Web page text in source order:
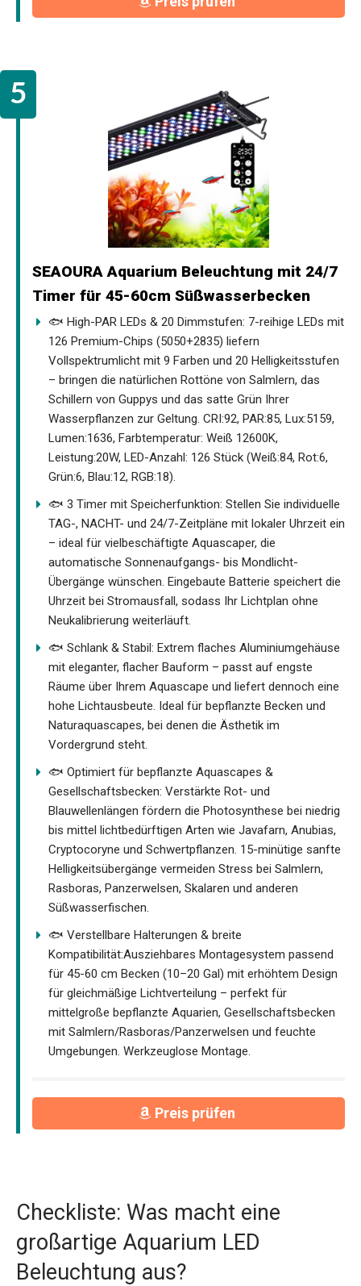
SEAOURA Aquarium Beleuchtung mit 24/7
Timer für 45-60cm Süßwasserbecken
🐟 High-PAR LEDs & 20 Dimmstufen: 7-reihige LEDs mit
126 Premium-Chips (5050+2835) liefern
Vollspektrumlicht mit 9 Farben und 20 Helligkeitsstufen
– bringen die natürlichen Rottöne von Salmlern, das
Schillern von Guppys und das satte Grün Ihrer
Wasserpflanzen zur Geltung. CRI:92, PAR:85, Lux:5159,
Lumen:1636, Farbtemperatur: Weiß 12600K,
Leistung:20W, LED-Anzahl: 126 Stück (Weiß:84, Rot:6,
Grün:6, Blau:12, RGB:18).
🐟 3 Timer mit Speicherfunktion: Stellen Sie individuelle
TAG-, NACHT- und 24/7-Zeitpläne mit lokaler Uhrzeit ein
– ideal für vielbeschäftigte Aquascaper, die
automatische Sonnenaufgangs- bis Mondlicht-
Übergänge wünschen. Eingebaute Batterie speichert die
Uhrzeit bei Stromausfall, sodass Ihr Lichtplan ohne
Neukalibrierung weiterläuft.
🐟 Schlank & Stabil: Extrem flaches Aluminiumgehäuse
mit eleganter, flacher Bauform – passt auf engste
Räume über Ihrem Aquascape und liefert dennoch eine
hohe Lichtausbeute. Ideal für bepflanzte Becken und
Naturaquascapes, bei denen die Ästhetik im
Vordergrund steht.
🐟 Optimiert für bepflanzte Aquascapes &
Gesellschaftsbecken: Verstärkte Rot- und
Blauwellenlängen fördern die Photosynthese bei niedrig
bis mittel lichtbedürftigen Arten wie Javafarn, Anubias,
Cryptocoryne und Schwertpflanzen. 15-minütige sanfte
Helligkeitsübergänge vermeiden Stress bei Salmlern,
Rasboras, Panzerwelsen, Skalaren und anderen
Süßwasserfischen.
🐟 Verstellbare Halterungen & breite
Kompatibilität:Ausziehbares Montagesystem passend
für 45-60 cm Becken (10–20 Gal) mit erhöhtem Design
für gleichmäßige Lichtverteilung – perfekt für
mittelgroße bepflanzte Aquarien, Gesellschaftsbecken
mit Salmlern/Rasboras/Panzerwelsen und feuchte
Umgebungen. Werkzeuglose Montage.
Preis prüfen
Checkliste: Was macht eine
großartige Aquarium LED
Beleuchtung aus?